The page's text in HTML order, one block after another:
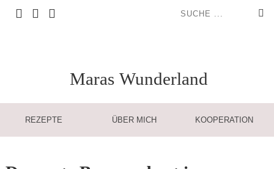
Maras Wunderland
REZEPTE ÜBER MICH KOOPERATION